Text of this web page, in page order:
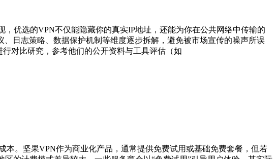
优选的VPN不仅能隐藏你的真实IP地址，还能为你在公共网络中传输的
日志策略、数据保护机制等维度逐步拆解，避免被市场宣传的噪声所误
对比研究，参考他们的公开资料与工具评估（如
本。坚果VPN作为商业化产品，通常提供免费试用或基础免费套餐，但若